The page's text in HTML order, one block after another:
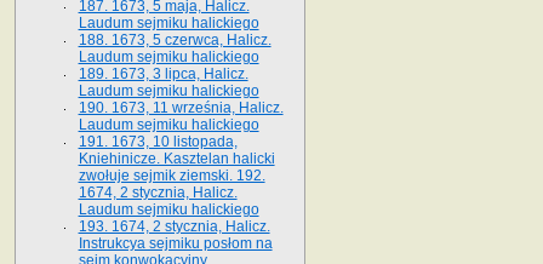
187. 1673, 5 maja, Halicz.
Laudum sejmiku halickiego
188. 1673, 5 czerwca, Halicz.
Laudum sejmiku halickiego
189. 1673, 3 lipca, Halicz.
Laudum sejmiku halickiego
190. 1673, 11 września, Halicz.
Laudum sejmiku halickiego
191. 1673, 10 listopada,
Kniehinicze. Kasztelan halicki
zwołuje sejmik ziemski. 192.
1674, 2 stycznia, Halicz.
Laudum sejmiku halickiego
193. 1674, 2 stycznia, Halicz.
Instrukcya sejmiku posłom na
sejm konwokacyjny